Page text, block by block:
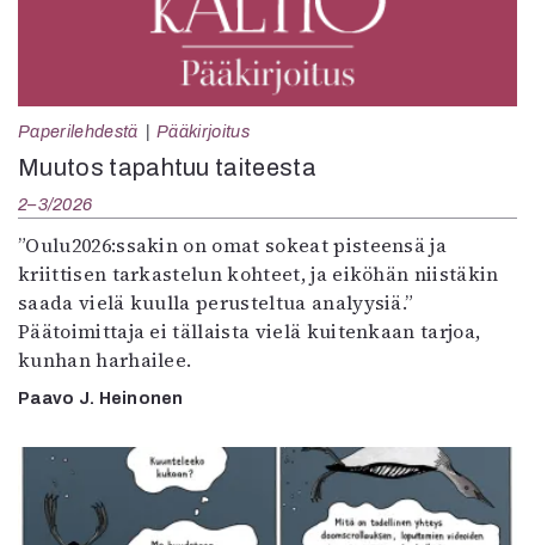
Paperilehdestä Pääkirjoitus
Muutos tapahtuu taiteesta
2–3/2026
”Oulu2026:ssakin on omat sokeat pisteensä ja
kriittisen tarkastelun kohteet, ja eiköhän niistäkin
saada vielä kuulla perusteltua analyysiä.”
Päätoimittaja ei tällaista vielä kuitenkaan tarjoa,
kunhan harhailee.
Paavo J. Heinonen